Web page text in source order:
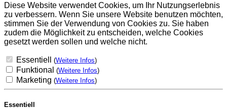
Diese Website verwendet Cookies, um Ihr Nutzungserlebnis
zu verbessern. Wenn Sie unsere Website benutzen möchten,
stimmen Sie der Verwendung von Cookies zu. Sie haben
zudem die Möglichkeit zu entscheiden, welche Cookies
gesetzt werden sollen und welche nicht.
Essentiell (Weitere Infos)
Funktional (Weitere Infos)
Marketing (Weitere Infos)
Essentiell